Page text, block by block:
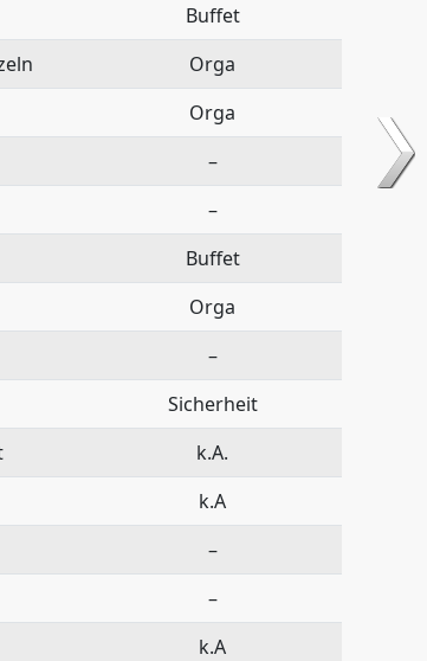
Buffet
Orga
Orga
–
–
Buffet
Orga
–
Sicherheit
k.A.
k.A
–
–
k.A